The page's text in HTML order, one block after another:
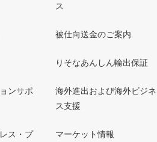
ンサポ
ス・プ
ス
被仕向送金のご案内
りそなあんしん輸出保証
海外進出および海外ビジネ
ス支援
マーケット情報